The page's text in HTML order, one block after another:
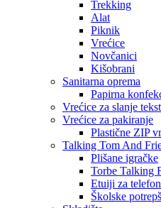
Trekking
Alat
Piknik
Vrećice
Novčanici
Kišobrani
Sanitarna oprema
Papirna
Vrećice za slanje
Vrećice za pakiranje
Plastične ZIP
Talking Tom And
Plišane igračke
Torbe Talking
Etuiji za
Školske